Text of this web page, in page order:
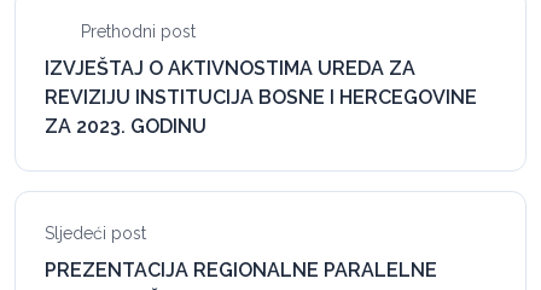
Prethodni post
IZVJEŠTAJ O AKTIVNOSTIMA UREDA ZA
REVIZIJU INSTITUCIJA BOSNE I HERCEGOVINE
ZA 2023. GODINU
Sljedeći post
PREZENTACIJA REGIONALNE PARALELNE